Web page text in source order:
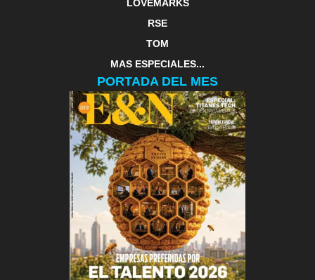
LOVEMARKS
RSE
TOM
MAS ESPECIALES...
PORTADA DEL MES